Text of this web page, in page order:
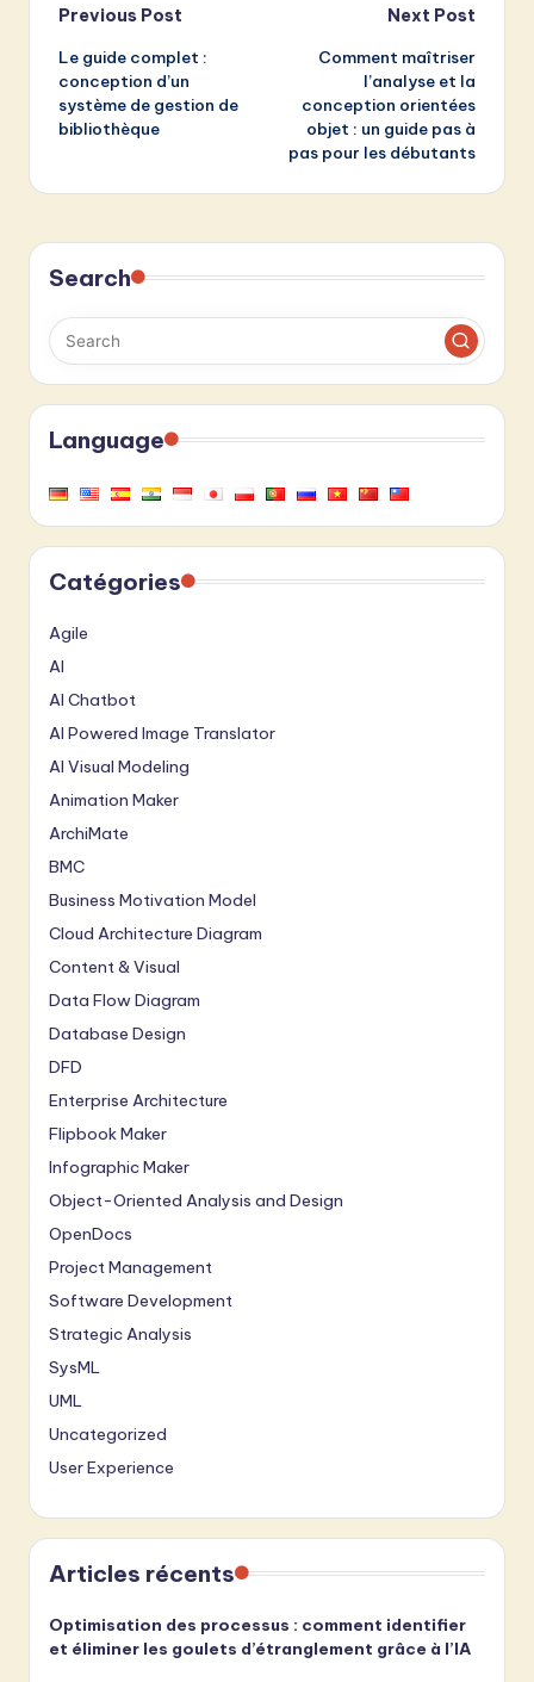
Post
navigation
Previous Post
Le guide complet :
conception d’un
système de gestion de
bibliothèque
Next Post
Comment maîtriser
l’analyse et la
conception orientées
objet : un guide pas à
pas pour les débutants
Search
Language
Catégories
Agile
AI
AI Chatbot
AI Powered Image Translator
AI Visual Modeling
Animation Maker
ArchiMate
BMC
Business Motivation Model
Cloud Architecture Diagram
Content & Visual
Data Flow Diagram
Database Design
DFD
Enterprise Architecture
Flipbook Maker
Infographic Maker
Object-Oriented Analysis and Design
OpenDocs
Project Management
Software Development
Strategic Analysis
SysML
UML
Uncategorized
User Experience
Articles récents
Optimisation des processus : comment identifier
et éliminer les goulets d’étranglement grâce à l’IA